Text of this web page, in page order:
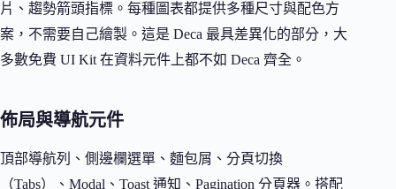
片、趨勢箭頭指標。每種圖表都提供多種尺寸與配色方
案，不需要自己繪製。這是 Deca 最具差異化的部分，大
多數免費 UI Kit 在資料元件上都不如 Deca 齊全。
佈局與導航元件
頂部導航列、側邊欄選單、麵包屑、分頁切換
（Tabs）、Modal、Toast 通知、Pagination 分頁器。搭配